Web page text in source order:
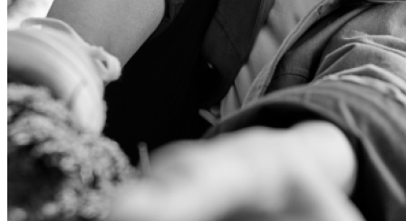
Apple
Samsung
Xiaomi
Nokia
Doro
Piederumi